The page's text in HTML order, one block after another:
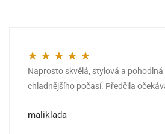
Hodnocení 5z 5
Naprosto skvělá, stylová a
chladnějšího počasí. Předčila
maliklada